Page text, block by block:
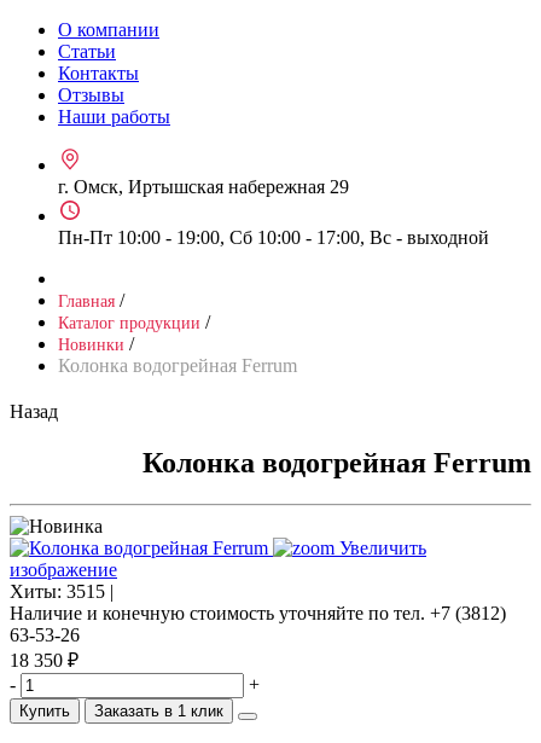
О компании
Статьи
Контакты
Отзывы
Наши работы
г. Омск, Иртышская набережная 29
Пн-Пт 10:00 - 19:00, Сб 10:00 - 17:00, Вс - выходной
Главная /
Каталог продукции /
Новинки /
Колонка водогрейная Ferrum
Назад
Колонка водогрейная Ferrum
Увеличить
изображение
Хиты: 3515 |
Наличие и конечную стоимость уточняйте по тел. +7 (3812)
63-53-26
18 350 ₽
-
+
Купить Заказать в 1 клик